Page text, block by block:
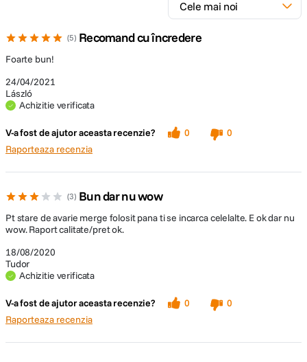
5 Recomand cu încredere
24/04/2021
László
Achizitie verificata
Foarte bun!
V-a fost de ajutor aceasta recenzie? 0
0
Raporteaza recenzia
3 Bun dar nu wow
18/08/2020
Tudor
Achizitie verificata
Pt stare de avarie merge folosit pana ti se incarca celelalte. E ok dar nu
wow. Raport calitate/pret ok.
V-a fost de ajutor aceasta recenzie? 0
0
Raporteaza recenzia